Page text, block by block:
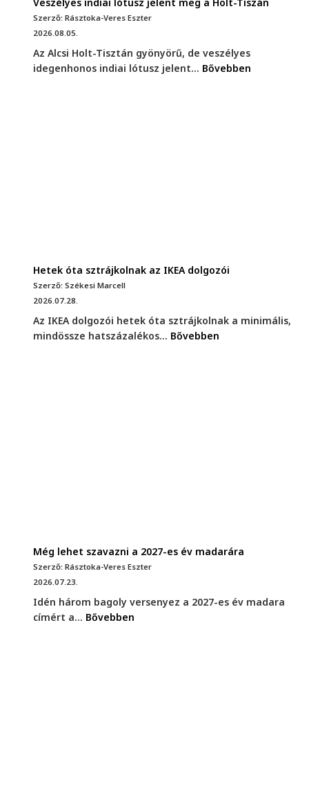
Veszélyes indiai lótusz jelent meg a Holt-Tiszán
Szerző: Rásztoka-Veres Eszter
2026.08.05.
Az Alcsi Holt-Tisztán gyönyörű, de veszélyes
idegenhonos indiai lótusz jelent... Bővebben
Hetek óta sztrájkolnak az IKEA dolgozói
Szerző: Székesi Marcell
2026.07.28.
Az IKEA dolgozói hetek óta sztrájkolnak a minimális,
mindössze hatszázalékos... Bővebben
Még lehet szavazni a 2027-es év madarára
Szerző: Rásztoka-Veres Eszter
2026.07.23.
Idén három bagoly versenyez a 2027-es év madara
címért a... Bővebben